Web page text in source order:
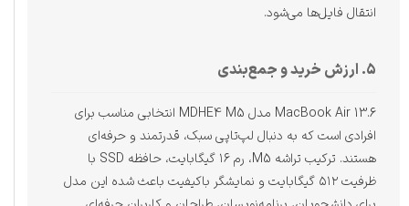
انتقال فایل‌ها می‌شود.
۵. ارزش خرید و جمع‌بندی
MacBook Air 13.6 مدل MDHE4 M5 انتخابی مناسب برای
افرادی است که به دنبال لپ‌تاپی سبک، قدرتمند و حرفه‌ای
هستند. ترکیب تراشه M5، رم ۱۶ گیگابایت، حافظه SSD با
ظرفیت ۵۱۲ گیگابایت و نمایشگر باکیفیت باعث شده این مدل